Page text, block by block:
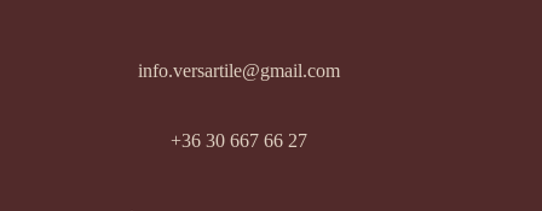
info.versartile@gmail.com
+36 30 667 66 27